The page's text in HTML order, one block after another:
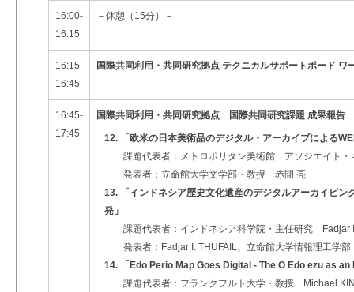
16:00-
16:15
－休憩（15分）－
16:15-
16:45
国際共同利用・共同研究拠点 テクニカルサポートボード ワ
16:45-
17:45
国際共同利用・共同研究拠点 国際共同研究課題 成果報告
12. 「欧米の日本美術品のデジタル・アーカイブによる
課題代表者：メトロポリタン美術館 アソシエイト・
発表者：立命館大学文学部・教授 赤間 亮
13. 「インドネシア歴史文化遺産のデジタルアーカイビン
発」
課題代表者：インドネシア科学院・主任研究 Fadjar
発表者：Fadjar I. THUFAIL、立命館大学情報理工学
14. 「Edo Perio Map Goes Digital - The O Edo ezu as
課題代表者：フランクフルト大学・教授 Michael